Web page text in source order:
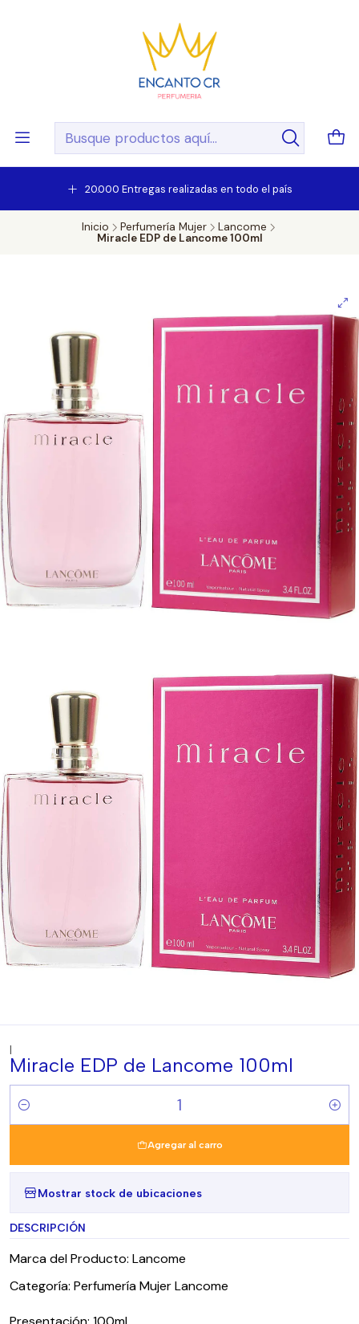
20.000 Entregas realizadas en todo el país
Inicio Perfumería Mujer
Lancome
Miracle EDP de Lancome 100ml
|
Miracle EDP de Lancome 100ml
Cantidad
Agregar al carro
Mostrar stock de ubicaciones
DESCRIPCIÓN
Marca del Producto: Lancome
Categoría: Perfumería Mujer Lancome